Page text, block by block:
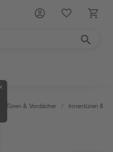
Türen & Vordächer / Innentüren &